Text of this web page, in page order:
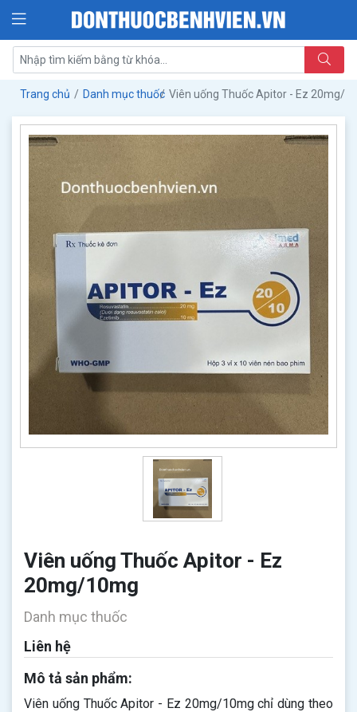
Trang chủ Danh mục thuốc Viên uống Thuốc Apitor - Ez 20mg/
Viên uống Thuốc Apitor - Ez
20mg/10mg
Danh mục thuốc
Liên hệ
Mô tả sản phẩm:
Viên uống Thuốc Apitor - Ez 20mg/10mg chỉ dùng theo